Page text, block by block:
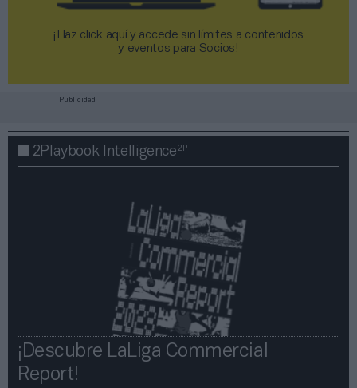
¡Haz click aquí y accede sin límites a contenidos
y eventos para Socios!​​​​​​​
Publicidad
2Playbook Intelligence2P
¡Descubre LaLiga Commercial
Report!​​